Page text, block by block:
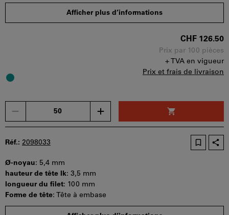
Quantité minimale de commande : 50 pièces
Etapes de la commande : 50 pièces
Afficher plus d’informations
CHF 126.50
Prix par 100 pièces
+ TVA en vigueur
Prix et frais de livraison
bon
d'achat
être
utilisé
par
panier.
Réf.: 2098033
Ø-noyau: 5,4 mm
hauteur de tête lk: 3,5 mm
longueur du filet: 100 mm
Forme de tête: Tête à embase
Quantité minimale de commande : 50 pièces